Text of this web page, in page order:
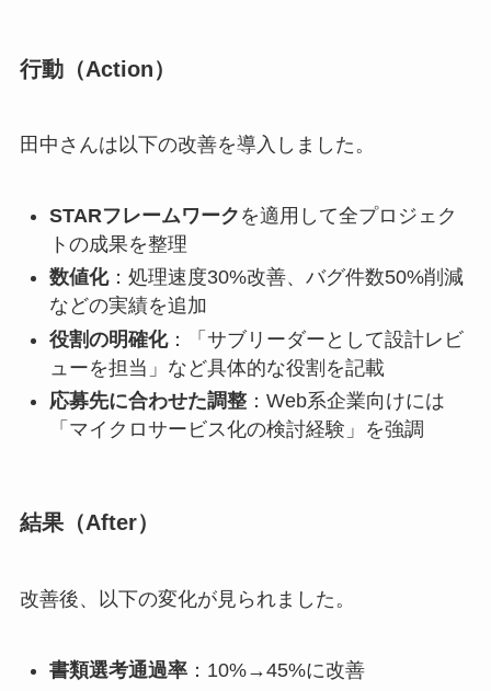
行動（Action）
田中さんは以下の改善を導入しました。
STARフレームワーク を適用して全プロジェク
トの成果を整理
数値化：処理速度30%改善、バグ件数50%削減
などの実績を追加
役割の明確化：「サブリーダーとして設計レビ
ューを担当」など具体的な役割を記載
応募先に合わせた調整：Web系企業向けには
「マイクロサービス化の検討経験」を強調
結果（After）
改善後、以下の変化が見られました。
書類選考通過率：10%→45%に改善